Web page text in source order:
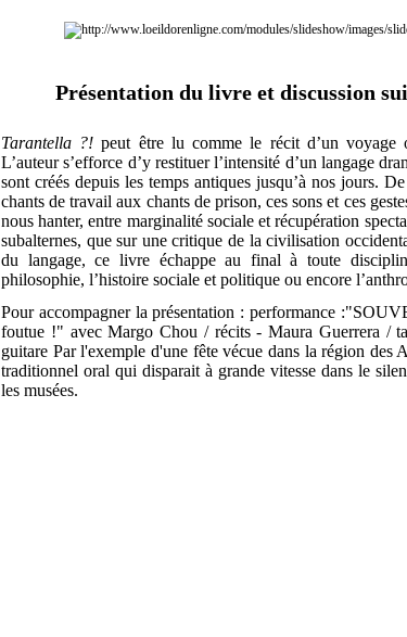
Présentation du livre et discussion
Tarantella ?! peut être lu comme le récit d’un voyage
L’auteur s’efforce d’y restituer l’intensité d’un langage
sont créés depuis les temps antiques jusqu’à nos jours.
chants de travail aux chants de prison, ces sons et ces
nous hanter, entre marginalité sociale et récupération
subalternes, que sur une critique de la civilisation
du langage, ce livre échappe au final à toute
philosophie, l’histoire sociale et politique ou encore
Pour accompagner la présentation : performance
foutue !" avec Margo Chou / récits - Maura Guerrera /
guitare Par l'exemple d'une fête vécue dans la région
traditionnel oral qui disparait à grande vitesse dans le
les musées.